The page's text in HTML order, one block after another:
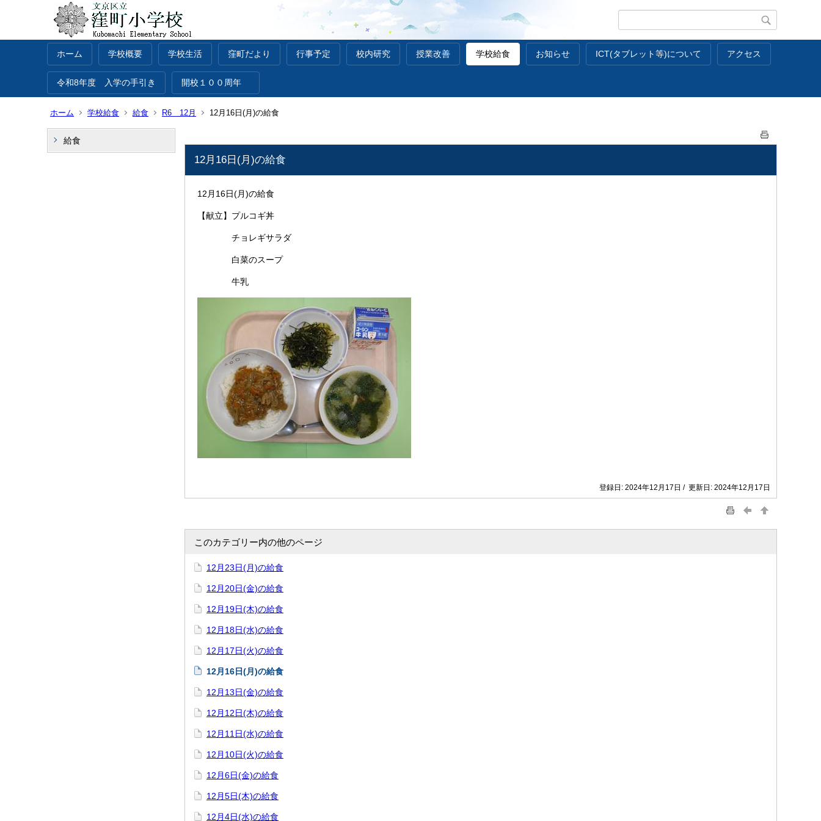
ホーム 学校概要 学校生活 窪町だより 行事予定 校内研究 授業改善 学校給食 お知らせ ICT(タブレット等)について アクセス
令和8年度 入学の手引き 開校１００周年
ホーム 学校給食 給食 R6 12月 12月16日(月)の給食
給食
12月16日(月)の給食
12月16日(月)の給食
【献立】プルコギ丼
チョレギサラダ
白菜のスープ
牛乳
登録日: 2024年12月17日 / 更新日: 2024年12月17日
このカテゴリー内の他のページ
12月23日(月)の給食
12月20日(金)の給食
12月19日(木)の給食
12月18日(水)の給食
12月17日(火)の給食
12月16日(月)の給食
12月13日(金)の給食
12月12日(木)の給食
12月11日(水)の給食
12月10日(火)の給食
12月6日(金)の給食
12月5日(木)の給食
12月4日(水)の給食